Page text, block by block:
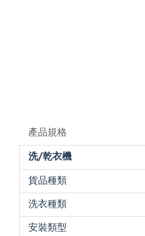
產品規格
洗/乾衣機
貨品種類
洗衣種類
安裝類型